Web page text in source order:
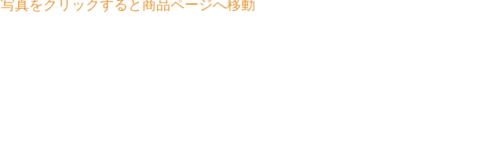
写真をクリックすると商品ページへ移動